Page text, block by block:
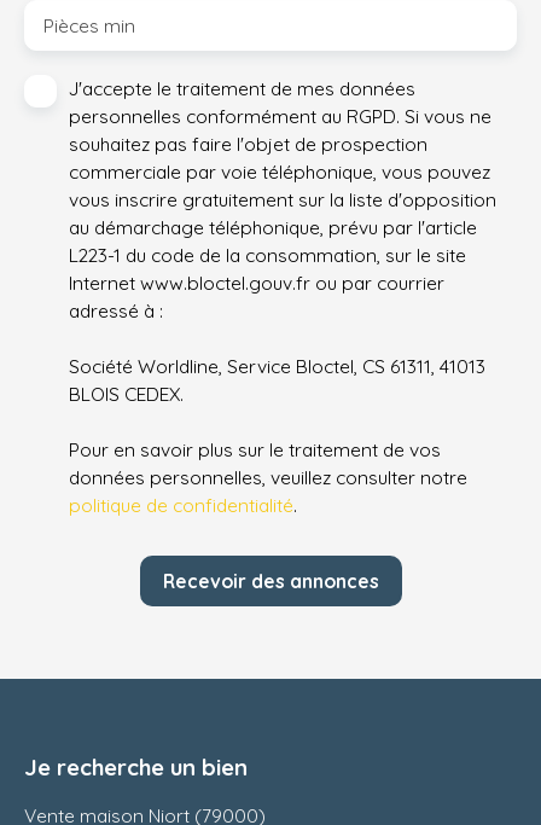
Pièces min
J'accepte le traitement de mes données
personnelles conformément au RGPD. Si vous ne
souhaitez pas faire l'objet de prospection
commerciale par voie téléphonique, vous pouvez
vous inscrire gratuitement sur la liste d'opposition
au démarchage téléphonique, prévu par l'article
L223-1 du code de la consommation, sur le site
Internet www.bloctel.gouv.fr ou par courrier
adressé à :
Société Worldline, Service Bloctel, CS 61311, 41013
BLOIS CEDEX.
Pour en savoir plus sur le traitement de vos
données personnelles, veuillez consulter notre
politique de confidentialité.
Recevoir des annonces
Je recherche un bien
Vente maison Niort (79000)